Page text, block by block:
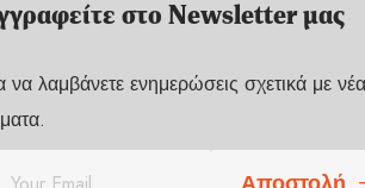
στο Newsletter μας
να λαμβάνετε ενημερώσεις σχετικά με νέα